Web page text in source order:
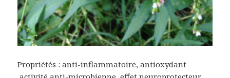
Propriétés : anti-inflammatoire, antioxydant